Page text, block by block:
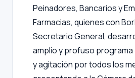
Peinadores, Bancarios y
Farmacias, quienes con
Secretario General,
amplio y profuso
y agitación por todos los